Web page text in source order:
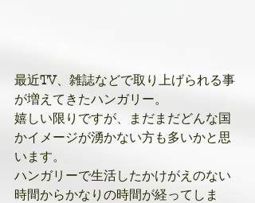
最近TV、雑誌などで取り上げられる事
が増えてきたハンガリー。
嬉しい限りですが、まだまだどんな国
かイメージが湧かない方も多いかと思
います。
ハンガリーで生活したかけがえのない
時間からかなりの時間が経ってしま